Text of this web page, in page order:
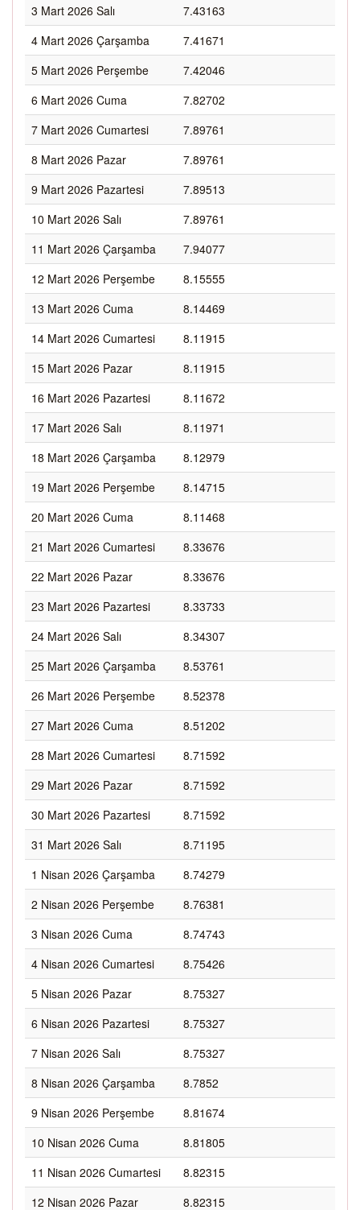
3 Mart 2026 Salı
7.43163
4 Mart 2026 Çarşamba
7.41671
5 Mart 2026 Perşembe
7.42046
6 Mart 2026 Cuma
7.82702
7 Mart 2026 Cumartesi
7.89761
8 Mart 2026 Pazar
7.89761
9 Mart 2026 Pazartesi
7.89513
10 Mart 2026 Salı
7.89761
11 Mart 2026 Çarşamba
7.94077
12 Mart 2026 Perşembe
8.15555
13 Mart 2026 Cuma
8.14469
14 Mart 2026 Cumartesi
8.11915
15 Mart 2026 Pazar
8.11915
16 Mart 2026 Pazartesi
8.11672
17 Mart 2026 Salı
8.11971
18 Mart 2026 Çarşamba
8.12979
19 Mart 2026 Perşembe
8.14715
20 Mart 2026 Cuma
8.11468
21 Mart 2026 Cumartesi
8.33676
22 Mart 2026 Pazar
8.33676
23 Mart 2026 Pazartesi
8.33733
24 Mart 2026 Salı
8.34307
25 Mart 2026 Çarşamba
8.53761
26 Mart 2026 Perşembe
8.52378
27 Mart 2026 Cuma
8.51202
28 Mart 2026 Cumartesi
8.71592
29 Mart 2026 Pazar
8.71592
30 Mart 2026 Pazartesi
8.71592
31 Mart 2026 Salı
8.71195
1 Nisan 2026 Çarşamba
8.74279
2 Nisan 2026 Perşembe
8.76381
3 Nisan 2026 Cuma
8.74743
4 Nisan 2026 Cumartesi
8.75426
5 Nisan 2026 Pazar
8.75327
6 Nisan 2026 Pazartesi
8.75327
7 Nisan 2026 Salı
8.75327
8 Nisan 2026 Çarşamba
8.7852
9 Nisan 2026 Perşembe
8.81674
10 Nisan 2026 Cuma
8.81805
11 Nisan 2026 Cumartesi
8.82315
12 Nisan 2026 Pazar
8.82315